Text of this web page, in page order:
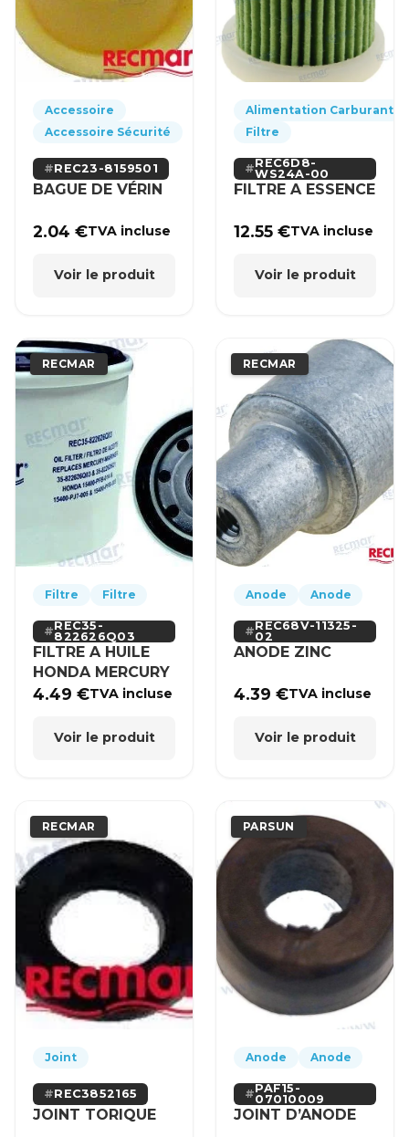
Accessoire
Accessoire Sécurité
REC23-8159501
BAGUE DE VÉRIN
2.04€TVA incluse
Voir le produit
Alimentation Carburant
Filtre
REC6D8-
WS24A-00
FILTRE A ESSENCE
12.55€TVA incluse
Voir le produit
RECMAR
Filtre Filtre
REC35-
822626Q03
FILTRE A HUILE
HONDA MERCURY
4.49€TVA incluse
Voir le produit
RECMAR
Anode Anode
REC68V-11325-
02
ANODE ZINC
4.39€TVA incluse
Voir le produit
RECMAR
Joint
REC3852165
JOINT TORIQUE
PARSUN
Anode Anode
PAF15-
07010009
JOINT D’ANODE